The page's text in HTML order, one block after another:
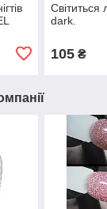
Світиться
dark.
105₴